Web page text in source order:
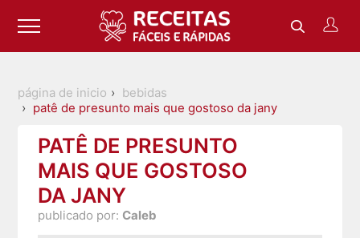
página de inicio
bebidas
patê de presunto mais que gostoso da jany
PATÊ DE PRESUNTO
MAIS QUE GOSTOSO
DA JANY
publicado por: Caleb